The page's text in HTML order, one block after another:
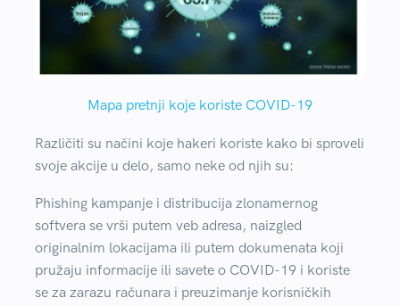
Mapa pretnji koje koriste COVID-19
Različiti su načini koje hakeri koriste kako bi sproveli
svoje akcije u delo, samo neke od njih su:
Phishing kampanje i distribucija zlonamernog
softvera se vrši putem veb adresa, naizgled
originalnim lokacijama ili putem dokumenata koji
pružaju informacije ili savete o COVID-19 i koriste
se za zarazu računara i preuzimanje korisničkih